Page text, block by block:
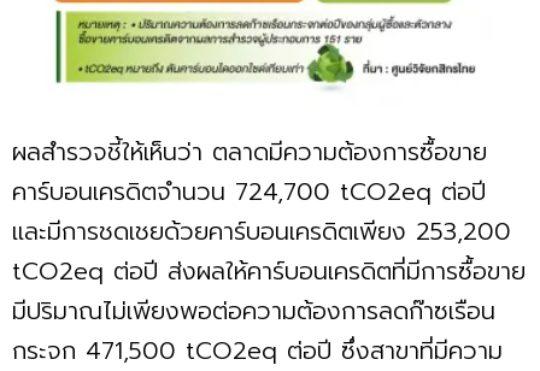
ผลสำรวจชี้ให้เห็นว่า ตลาดมีความต้องการซื้อขาย
คาร์บอนเครดิตจำนวน 724,700 tCO2eq ต่อปี
และมีการชดเชยด้วยคาร์บอนเครดิตเพียง 253,200
tCO2eq ต่อปี ส่งผลให้คาร์บอนเครดิตที่มีการซื้อขาย
มีปริมาณไม่เพียงพอต่อความต้องการลดก๊าซเรือน
กระจก 471,500 tCO2eq ต่อปี ซึ่งสาขาที่มีความ